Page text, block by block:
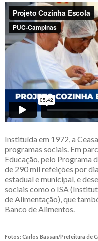
Instituída em 1972, a
programas sociais. Em
Educação, pelo Programa
de 290 mil refeições por
estadual e municipal, e
sociais como o ISA
de Alimentação), que
Banco de Alimentos.
Fotos: Carlos Bassan/Prefeitura de